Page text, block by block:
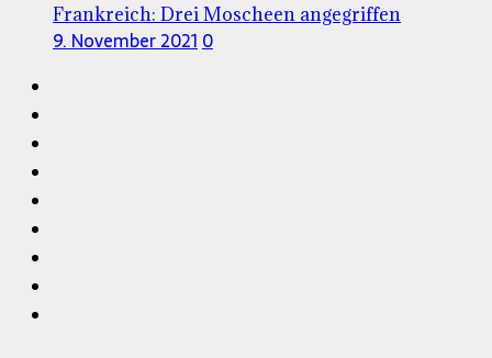
Frankreich: Drei Moscheen angegriffen
9. November 2021 0